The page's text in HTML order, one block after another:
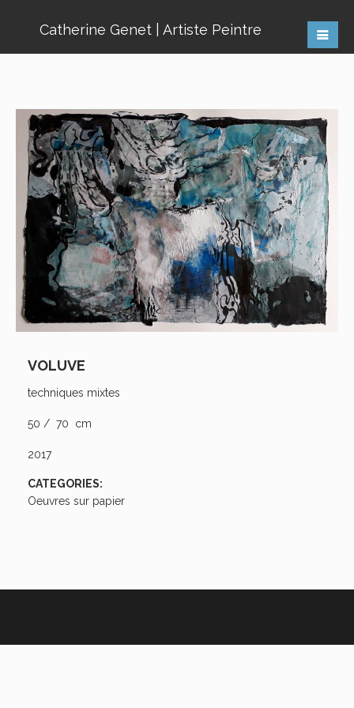
Catherine Genet | Artiste Peintre
VOLUVE
techniques mixtes
50 / 70 cm
2017
CATEGORIES:
Oeuvres sur papier